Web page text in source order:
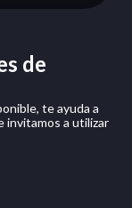
de
te ayuda a
invitamos a utilizar